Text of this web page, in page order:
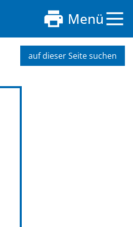
Menü
auf dieser Seite suchen